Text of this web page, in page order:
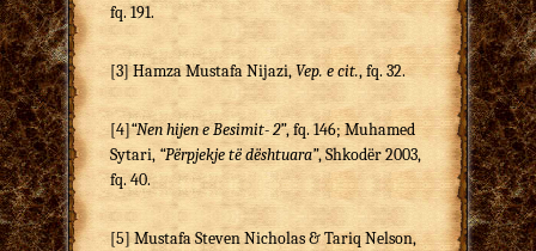
fq. 191.
[3]Hamza Mustafa Nijazi,Vep. e cit., fq. 32.
[4]“Nen hijen e Besimit- 2”, fq. 146; Muhamed
Sytari, “Përpjekje të dështuara”, Shkodër 2003,
fq. 40.
[5]Mustafa Steven Nicholas & Tariq Nelson,